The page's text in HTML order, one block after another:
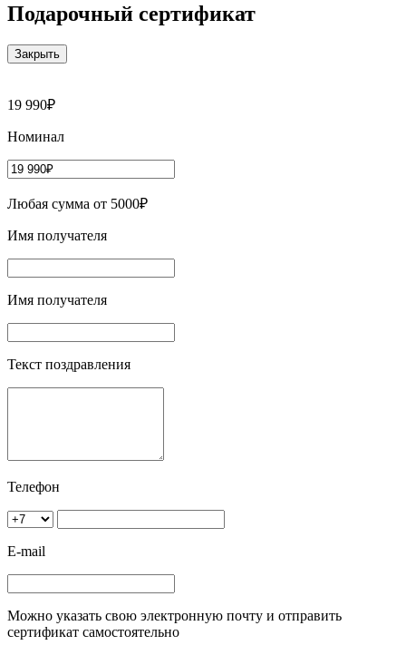
Подарочный сертификат
Закрыть
19 990₽
Номинал
Любая сумма от 5000₽
Имя получателя
Имя получателя
Текст поздравления
Телефон
E-mail
Можно указать свою электронную почту и отправить
сертификат самостоятельно